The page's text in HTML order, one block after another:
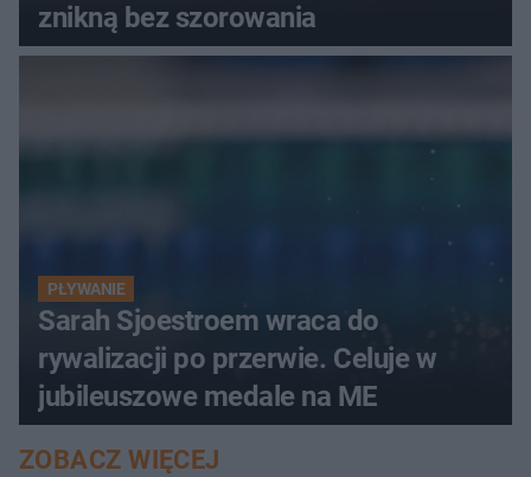
znikną bez szorowania
PŁYWANIE
Sarah Sjoestroem wraca do
rywalizacji po przerwie. Celuje w
jubileuszowe medale na ME
ZOBACZ WIĘCEJ